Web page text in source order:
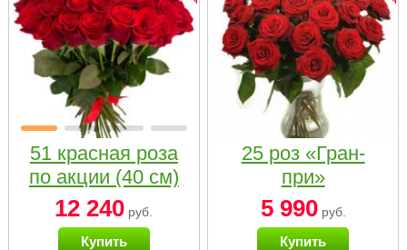
51 красная роза
по акции (40 см)
12 240 руб.
Купить
25 роз «Гран-
при»
5 990руб.
Купить